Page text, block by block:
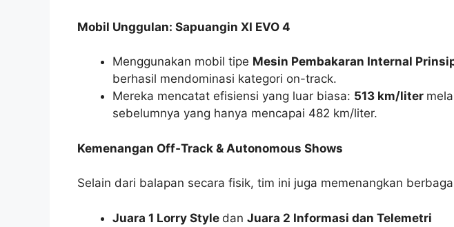
Mobil Unggulan: Sapuangin XI EVO 4
Menggunakan mobil tipe Mesin Pembakaran Internal
berhasil mendominasi kategori on-track.
Mereka mencatat efisiensi yang luar biasa: 513 km/liter
sebelumnya yang hanya mencapai 482 km/liter.
Kemenangan Off‑Track & Autonomous Shows
Selain dari balapan secara fisik, tim ini juga memenangkan
Juara 1 Lorry Style dan Juara 2 Informasi dan Telemetri